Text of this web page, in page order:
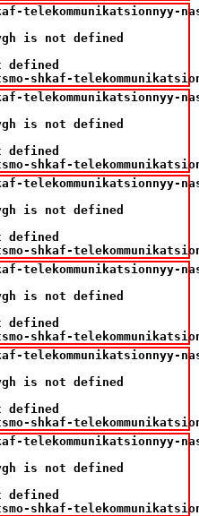
is not defined
defined
shkaf-
is not defined
defined
shkaf-
is not defined
defined
shkaf-
is not defined
defined
shkaf-
is not defined
defined
shkaf-
is not defined
defined
shkaf-